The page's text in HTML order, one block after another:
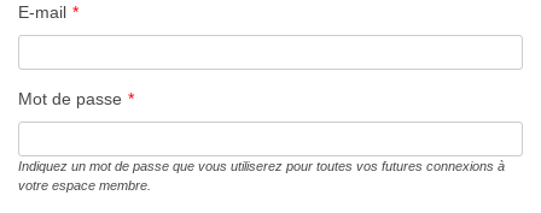
E-mail *
Mot de passe *
Indiquez un mot de passe que vous utiliserez pour toutes vos futures connexions à
votre espace membre.